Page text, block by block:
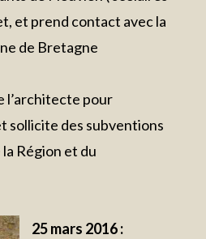
et prend contact avec la
de Bretagne
l’architecte pour
sollicite des subventions
Région et du
25 mars 2016 :